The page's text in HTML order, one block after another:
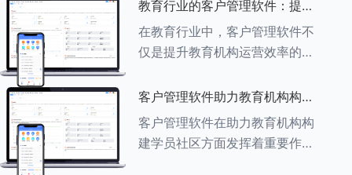
竞争力、客户满意度和运营效
率。以下是对这一策略的具体分
析： ###
教育行业的客户管理软件：提升
家长参与度的关键
在教育行业中，客户管理软件不
仅是提升教育机构运营效率的重
促进家校合作的关键。以下将详
细探讨如何通过教育行业的客户
管理软件来提升家长的参与度。
###
客户管理软件助力教育机构构建
学员社区
客户管理软件在助力教育机构构
建学员社区方面发挥着重要作